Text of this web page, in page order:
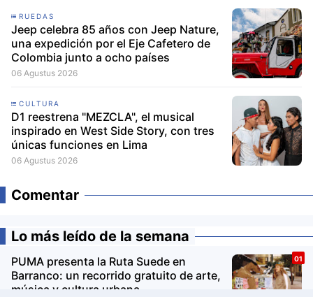
RUEDAS
Jeep celebra 85 años con Jeep Nature,
una expedición por el Eje Cafetero de
Colombia junto a ocho países
06 Agustus 2026
CULTURA
D1 reestrena "MEZCLA", el musical
inspirado en West Side Story, con tres
únicas funciones en Lima
06 Agustus 2026
Comentar
Lo más leído de la semana
PUMA presenta la Ruta Suede en
Barranco: un recorrido gratuito de arte,
música y cultura urbana